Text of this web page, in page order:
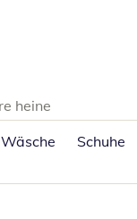
heine
Wäsche Schuhe